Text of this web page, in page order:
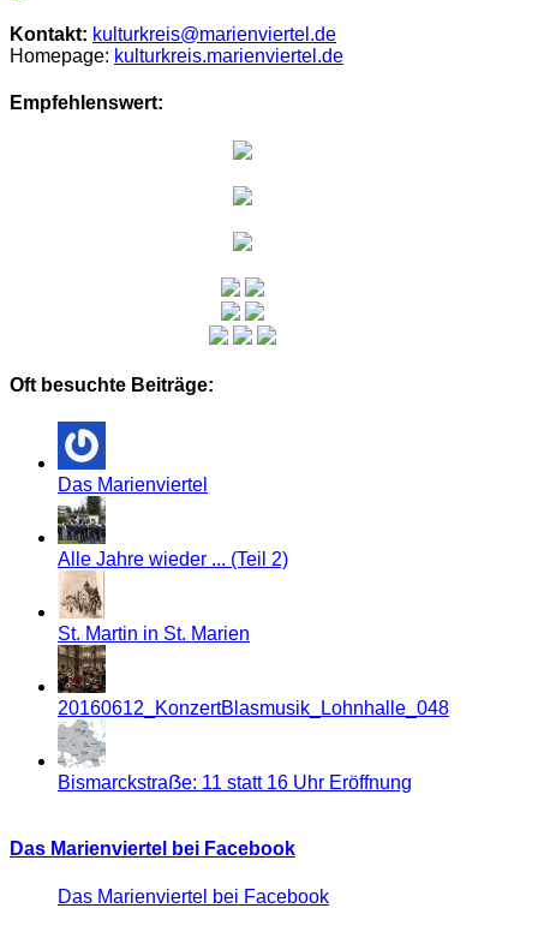
Kontakt: kulturkreis@marienviertel.de
Homepage: kulturkreis.marienviertel.de
Empfehlenswert:
Oft besuchte Beiträge:
Das Marienviertel
Alle Jahre wieder ... (Teil 2)
St. Martin in St. Marien
20160612_KonzertBlasmusik_Lohnhalle_048
Bismarckstraẞe: 11 statt 16 Uhr Eröffnung
Das Marienviertel bei Facebook
Das Marienviertel bei Facebook